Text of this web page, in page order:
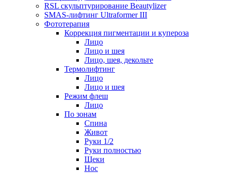
RSL скульптурирование Beautylizer
SMAS-лифтинг Ultraformer III
Фототерапия
Коррекция пигментации и купероза
Лицо
Лицо и шея
Лицо, шея, декольте
Термолифтинг
Лицо
Лицо и шея
Режим флеш
Лицо
По зонам
Спина
Живот
Руки 1/2
Руки полностью
Щеки
Нос